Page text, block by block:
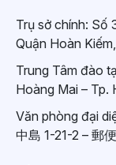
Trụ sở chính: Số
Quận Hoàn
Trung Tâm đào
Hoàng Mai – Tp.
Văn phòng đại
中島 1-21-2 – 郵